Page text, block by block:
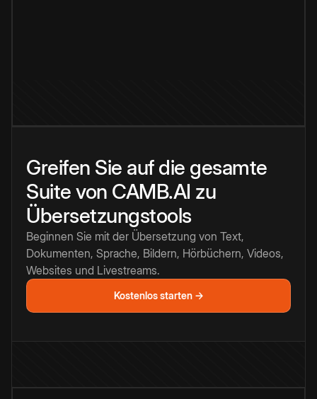
Greifen Sie auf die gesamte
Suite von CAMB.AI zu
Übersetzungstools
Beginnen Sie mit der Übersetzung von Text,
Dokumenten, Sprache, Bildern, Hörbüchern, Videos,
Websites und Livestreams.
Kostenlos starten →